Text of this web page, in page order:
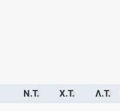
Ν.Τ. Χ.Τ. Λ.Τ.